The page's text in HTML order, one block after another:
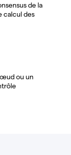
de la
calcul des
ou un